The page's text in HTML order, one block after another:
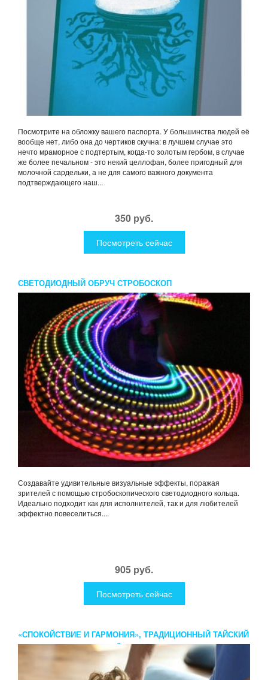
Посмотрите на обложку вашего паспорта. У большинства людей её
вообще нет, либо она до чертиков скучна: в лучшем случае это
нечто мраморное с подтертым, когда-то золотым гербом, в случае
же более печальном - это некий целлофан, более пригодный для
молочной сардельки, а не для самого важного документа
подтверждающего наш...
350 руб.
Посмотреть сейчас
СВЕТОДИОДНЫЙ ОБРУЧ СТРОБОСКОП
Создавайте удивительные визуальные эффекты, поражая
зрителей с помощью стробоскопического светодиодного кольца.
Идеально подходит как для исполнителей, так и для любителей
эффектно повеселиться....
905 руб.
Посмотреть сейчас
«СПОКОЙСТВИЕ И ГАРМОНИЯ», ТРАДИЦИОННЫЙ ТАЙСКИЙ
МАССАЖ ВОРОТНИКОВОЙ ЗОНЫ И ФУТ МАССАЖ